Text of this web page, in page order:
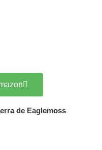
de Eaglemoss